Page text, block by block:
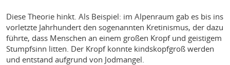
Diese Theorie hinkt. Als Beispiel: im Alpenraum gab es bis ins
vorletzte Jahrhundert den sogenannten Kretinismus, der dazu
führte, dass Menschen an einem großen Kropf und geistigem
Stumpfsinn litten. Der Kropf konnte kindskopfgroß werden
und entstand aufgrund von Jodmangel.